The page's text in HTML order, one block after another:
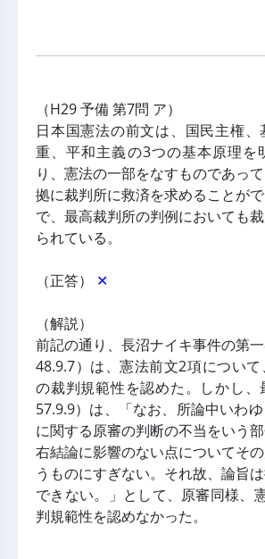
（H29 予備 第7問 ア）
日本国憲法の前文は、国民主権
重、平和主義の3つの基本原理を
り、憲法の一部をなすものであっ
拠に裁判所に救済を求めることが
で、最高裁判所の判例においても
られている。
（正答） ✕
（解説）
前記の通り、長沼ナイキ事件の第
48.9.7）は、憲法前文2項につい
の裁判規範性を認めた。しかし、
57.9.9）は、「なお、所論中いわ
に関する原審の判断の不当をいう
右結論に影響のない点についてそ
うものにすぎない。それ故、論旨
できない。」として、原審同様、
判規範性を認めなかった。